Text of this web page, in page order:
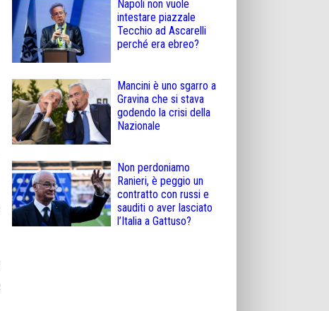
Napoli non vuole
intestare piazzale
Tecchio ad Ascarelli
perché era ebreo?
Mancini è uno sgarro a
Gravina che si stava
godendo la crisi della
Nazionale
Non perdoniamo
Ranieri, è peggio un
contratto con russi e
sauditi o aver lasciato
l’Italia a Gattuso?